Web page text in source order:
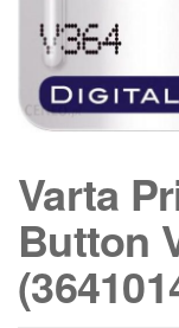
Varta
Button